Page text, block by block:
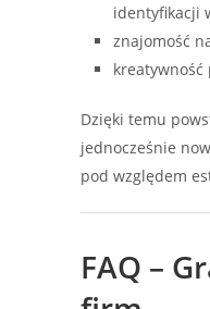
identyfikacji
znajomość
kreatywność
Dzięki temu
jednocześnie
pod względem
FAQ –